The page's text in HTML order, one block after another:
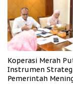
Koperasi Merah
Instrumen
Pemerintah